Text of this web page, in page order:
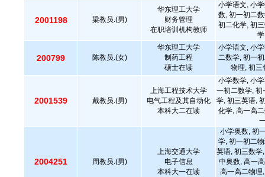
2001198 梁教员.(男)
华东理工大学
财务管理
在职培训机构教师
小学语文, 小
数, 初一初二
初二化学, 初
200799 陈教员.(女)
华东理工大学
制药工程
硕士在读
小学语文, 小
二数学, 初一
物理, 初三
2001539 戴教员.(男)
上海工程技术大学
电气工程及其自动化
本科大二在读
小学数学, 小
一初二数学, 初
学, 初三英语,
化学, 高一高
2004251 周教员.(男)
上海交通大学
电子信息
本科大一在读
小学奥数, 初
学, 初一初二
英语, 初三数学
中奥数, 高一
高一高二物理